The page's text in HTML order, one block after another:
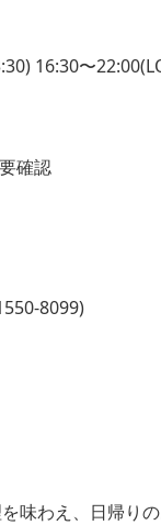
16:30〜
確認
8099)
味わえ、日帰り